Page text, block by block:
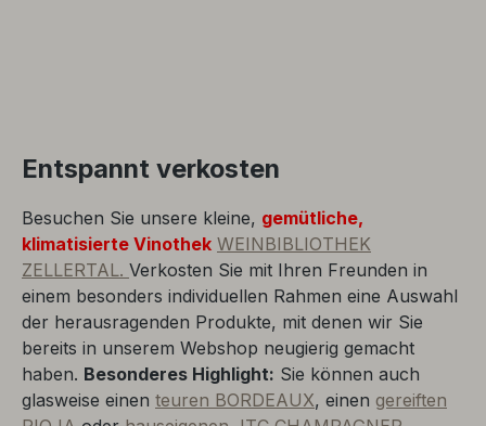
Entspannt verkosten
Besuchen Sie unsere kleine, gemütliche,
klimatisierte Vinothek WEINBIBLIOTHEK
ZELLERTAL. Verkosten Sie mit Ihren Freunden in
einem besonders individuellen Rahmen eine Auswahl
der herausragenden Produkte, mit denen wir Sie
bereits in unserem Webshop neugierig gemacht
haben. Besonderes Highlight: Sie können auch
glasweise einen teuren BORDEAUX, einen gereiften